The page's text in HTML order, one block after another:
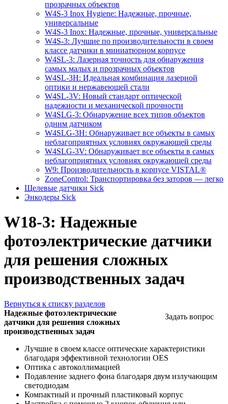
прозрачных объектов
W4S-3 Inox Hygiene: Надежные, прочные,
универсальные
W4S-3 Inox: Надежные, прочные, универсальные
W4S-3: Лучшие по производительности в своем
классе датчики в миниатюрном корпусе
W4SL-3: Лазерная точность для обнаружения
самых малых и прозрачных объектов
W4SL-3H: Идеальная комбинация лазерной
оптики и нержавеющей стали
W4SL-3V: Новый стандарт оптической
надежности и механической прочности
W4SLG-3: Обнаружение всех типов объектов
одним датчиком
W4SLG-3H: Обнаруживает все объекты в самых
неблагоприятных условиях окружающей среды
W4SLG-3V: Обнаруживает все объекты в самых
неблагоприятных условиях окружающей среды
W9: Производительность в корпусе VISTAL®
ZoneControl: Транспортировка без заторов — легко
Щелевые датчики Sick
Энкодеры Sick
W18-3: Надежные
фотоэлектрические датчики
для решения сложных
производственных задач
Вернуться к списку разделов
Задать вопрос
Надежные фотоэлектрические
датчики для решения сложных
производственных задач
Лучшие в своем классе оптические характеристики
благодаря эффективной технологии OES
Оптика с автоколлимацией
Подавление заднего фона благодаря двум излучающим
светодиодам
Компактный и прочный пластиковый корпус